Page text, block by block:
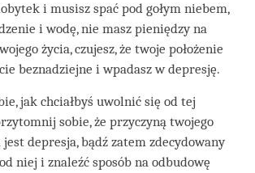
i musisz spać pod gołym niebem,
i wodę, nie masz pieniędzy na
życia, czujesz, że twoje położenie
beznadziejne i wpadasz w depresję.
jak chciałbyś uwolnić się od tej
sobie, że przyczyną twojego
jest depresja, bądź zatem zdecydowany
niej i znaleźć sposób na odbudowę